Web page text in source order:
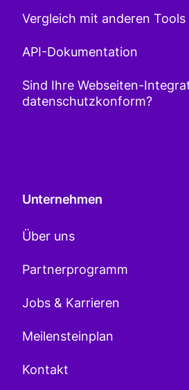
Vergleich mit anderen Tools
API-Dokumentation
Sind Ihre Webseiten-
datenschutzkonform?
Unternehmen
Über uns
Partnerprogramm
Jobs & Karrieren
Meilensteinplan
Kontakt